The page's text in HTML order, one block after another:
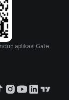
aplikasi Gate